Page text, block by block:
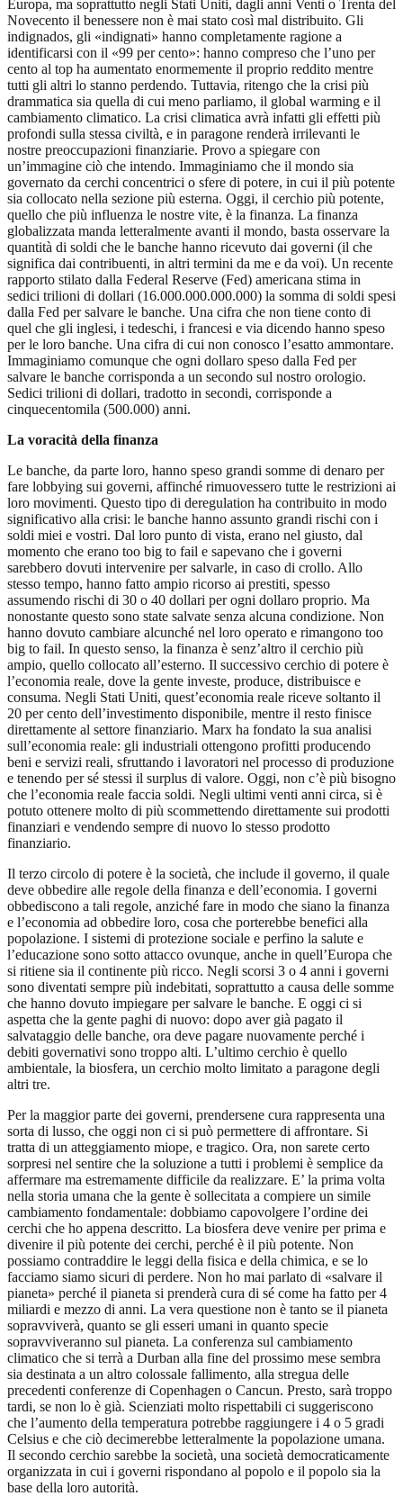
Europa, ma soprattutto negli Stati Uniti, dagli anni Venti o Trenta del
Novecento il benessere non è mai stato così mal distribuito. Gli
indignados, gli «indignati» hanno completamente ragione a
identificarsi con il «99 per cento»: hanno compreso che l’uno per
cento al top ha aumentato enormemente il proprio reddito mentre
tutti gli altri lo stanno perdendo. Tuttavia, ritengo che la crisi più
drammatica sia quella di cui meno parliamo, il global warming e il
cambiamento climatico. La crisi climatica avrà infatti gli effetti più
profondi sulla stessa civiltà, e in paragone renderà irrilevanti le
nostre preoccupazioni finanziarie. Provo a spiegare con
un’immagine ciò che intendo. Immaginiamo che il mondo sia
governato da cerchi concentrici o sfere di potere, in cui il più potente
sia collocato nella sezione più esterna. Oggi, il cerchio più potente,
quello che più influenza le nostre vite, è la finanza. La finanza
globalizzata manda letteralmente avanti il mondo, basta osservare la
quantità di soldi che le banche hanno ricevuto dai governi (il che
significa dai contribuenti, in altri termini da me e da voi). Un recente
rapporto stilato dalla Federal Reserve (Fed) americana stima in
sedici trilioni di dollari (16.000.000.000.000) la somma di soldi spesi
dalla Fed per salvare le banche. Una cifra che non tiene conto di
quel che gli inglesi, i tedeschi, i francesi e via dicendo hanno speso
per le loro banche. Una cifra di cui non conosco l’esatto ammontare.
Immaginiamo comunque che ogni dollaro speso dalla Fed per
salvare le banche corrisponda a un secondo sul nostro orologio.
Sedici trilioni di dollari, tradotto in secondi, corrisponde a
cinquecentomila (500.000) anni.
La voracità della finanza
Le banche, da parte loro, hanno speso grandi somme di denaro per
fare lobbying sui governi, affinché rimuovessero tutte le restrizioni ai
loro movimenti. Questo tipo di deregulation ha contribuito in modo
significativo alla crisi: le banche hanno assunto grandi rischi con i
soldi miei e vostri. Dal loro punto di vista, erano nel giusto, dal
momento che erano too big to fail e sapevano che i governi
sarebbero dovuti intervenire per salvarle, in caso di crollo. Allo
stesso tempo, hanno fatto ampio ricorso ai prestiti, spesso
assumendo rischi di 30 o 40 dollari per ogni dollaro proprio. Ma
nonostante questo sono state salvate senza alcuna condizione. Non
hanno dovuto cambiare alcunché nel loro operato e rimangono too
big to fail. In questo senso, la finanza è senz’altro il cerchio più
ampio, quello collocato all’esterno. Il successivo cerchio di potere è
l’economia reale, dove la gente investe, produce, distribuisce e
consuma. Negli Stati Uniti, quest’economia reale riceve soltanto il
20 per cento dell’investimento disponibile, mentre il resto finisce
direttamente al settore finanziario. Marx ha fondato la sua analisi
sull’economia reale: gli industriali ottengono profitti producendo
beni e servizi reali, sfruttando i lavoratori nel processo di produzione
e tenendo per sé stessi il surplus di valore. Oggi, non c’è più bisogno
che l’economia reale faccia soldi. Negli ultimi venti anni circa, si è
potuto ottenere molto di più scommettendo direttamente sui prodotti
finanziari e vendendo sempre di nuovo lo stesso prodotto
finanziario.
Il terzo circolo di potere è la società, che include il governo, il quale
deve obbedire alle regole della finanza e dell’economia. I governi
obbediscono a tali regole, anziché fare in modo che siano la finanza
e l’economia ad obbedire loro, cosa che porterebbe benefici alla
popolazione. I sistemi di protezione sociale e perfino la salute e
l’educazione sono sotto attacco ovunque, anche in quell’Europa che
si ritiene sia il continente più ricco. Negli scorsi 3 o 4 anni i governi
sono diventati sempre più indebitati, soprattutto a causa delle somme
che hanno dovuto impiegare per salvare le banche. E oggi ci si
aspetta che la gente paghi di nuovo: dopo aver già pagato il
salvataggio delle banche, ora deve pagare nuovamente perché i
debiti governativi sono troppo alti. L’ultimo cerchio è quello
ambientale, la biosfera, un cerchio molto limitato a paragone degli
altri tre.
Per la maggior parte dei governi, prendersene cura rappresenta una
sorta di lusso, che oggi non ci si può permettere di affrontare. Si
tratta di un atteggiamento miope, e tragico. Ora, non sarete certo
sorpresi nel sentire che la soluzione a tutti i problemi è semplice da
affermare ma estremamente difficile da realizzare. E’ la prima volta
nella storia umana che la gente è sollecitata a compiere un simile
cambiamento fondamentale: dobbiamo capovolgere l’ordine dei
cerchi che ho appena descritto. La biosfera deve venire per prima e
divenire il più potente dei cerchi, perché è il più potente. Non
possiamo contraddire le leggi della fisica e della chimica, e se lo
facciamo siamo sicuri di perdere. Non ho mai parlato di «salvare il
pianeta» perché il pianeta si prenderà cura di sé come ha fatto per 4
miliardi e mezzo di anni. La vera questione non è tanto se il pianeta
sopravviverà, quanto se gli esseri umani in quanto specie
sopravviveranno sul pianeta. La conferenza sul cambiamento
climatico che si terrà a Durban alla fine del prossimo mese sembra
sia destinata a un altro colossale fallimento, alla stregua delle
precedenti conferenze di Copenhagen o Cancun. Presto, sarà troppo
tardi, se non lo è già. Scienziati molto rispettabili ci suggeriscono
che l’aumento della temperatura potrebbe raggiungere i 4 o 5 gradi
Celsius e che ciò decimerebbe letteralmente la popolazione umana.
Il secondo cerchio sarebbe la società, una società democraticamente
organizzata in cui i governi rispondano al popolo e il popolo sia la
base della loro autorità.